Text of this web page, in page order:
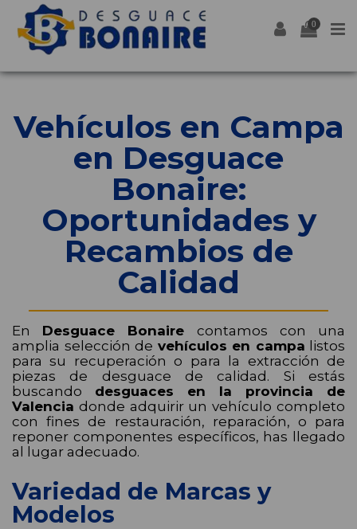
0
Vehículos en Campa
en Desguace
Bonaire:
Oportunidades y
Recambios de
Calidad
En Desguace Bonaire contamos con una
amplia selección de vehículos en campa listos
para su recuperación o para la extracción de
piezas de desguace de calidad. Si estás
buscando desguaces en la provincia de
Valencia donde adquirir un vehículo completo
con fines de restauración, reparación, o para
reponer componentes específicos, has llegado
al lugar adecuado.
Variedad de Marcas y
Modelos